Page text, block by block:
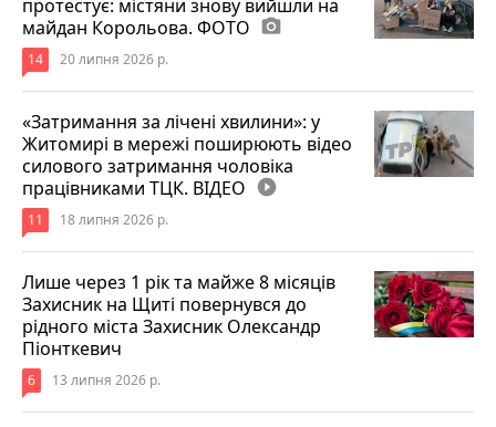
протестує: містяни знову вийшли на
майдан Корольова. ФОТО photo_camera
14 20 липня 2026 р.
«Затримання за лічені хвилини»: у
Житомирі в мережі поширюють відео
силового затримання чоловіка
працівниками ТЦК. ВІДЕО play_circle_filled
11 18 липня 2026 р.
Лише через 1 рік та майже 8 місяців
Захисник на Щиті повернувся до
рідного міста Захисник Олександр
Піонткевич
6 13 липня 2026 р.